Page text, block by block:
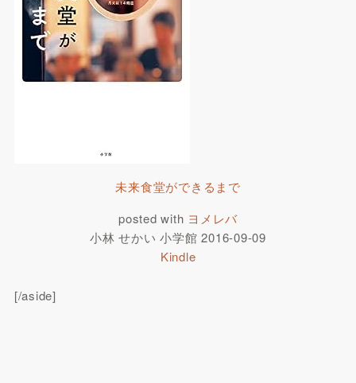
未来食堂ができるまで
posted with ヨメレバ
小林 せかい 小学館 2016-09-09
Kindle
[/aside]